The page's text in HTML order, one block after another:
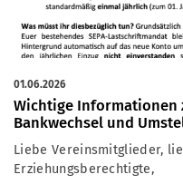
01.06.2026
Wichtige Informationen
Bankwechsel und
Liebe Vereinsmitglieder,
Erziehungsberechtigte,